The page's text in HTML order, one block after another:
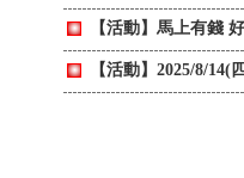
【活動】馬上有錢
【活動】2025/8/